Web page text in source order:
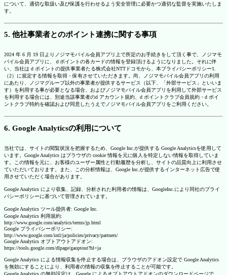
について、適切な取扱い及び保護を行わせるよう安全管理に必要かつ適切な監督を実施いたしま
す。
5. 他社事業者とのポイント連携に関する事項
2024 年 6 月 19 日よりノジマモバイル会員アプリ上で所定のお手続きをして頂く事で、ノジマモ
バイル会員アプリに、ｄポイントの各カードの情報を登録頂けるようになりました。それに伴
い、当社は d ポイントの提供事業者たる株式会社NTTドコモから、本プライバシーポリシー1.
（2）に規定する情報を取得・保有させていただきます。尚、ノジマモバイル会員アプリの利用
にあたり、ノジマグループ以外の事業者が提供するサービス（以下、「外部サービス」といいま
す）を利用する事が必要となる場合、およびノジマモバイル会員アプリを利用して外部サービス
を利用する場合には、別途当該事業者のd アカウント規約、d ポイントクラブ会員規約・d ポイ
ントクラブ特約を確認および同意したうえでノジマモバイル会員アプリをご利用ください。
6. Google Analyticsの利用について
当社では、サイトの閲覧状況を把握するため、Google Inc.が提供する Google Analyticsを使用して
います。Google Analytics はブラウザの cookie 情報を元に個人を特定しない情報を取得していま
す。この情報を元に、お客様のユーザー属性と行動履歴を分析し、サイトの品質向上に利用させ
ていただいております。また、この分析情報は、Google Inc.が提供するインターネット広告で使
用させていただく場合があります。
Google Analytics により収集、記録、分析された利用者の情報は、GoogleInc.により同社のプライ
バシーポリシーに基づいて管理されています。
Google Analytics ツール提供者: Google Inc.
Google Analytics 利用規約:
http://www.google.com/analytics/terms/jp.html
Google プライバシーポリシー:
http://www.google.com/intl/ja/policies/privacy/partners/
Google Analytics オプトアウトアドオン:
https://tools.google.com/dlpage/gaoptout?hl=ja
Google Analytics による情報収集を停止する場合は、ブラウザのアドオン設定で Google Analytics
を無効にすることにより、利用者の情報の収集を停止することが可能です。
Google Analytics の無効設定は、Google によるオプトアウトアドオンのダウンロードページで